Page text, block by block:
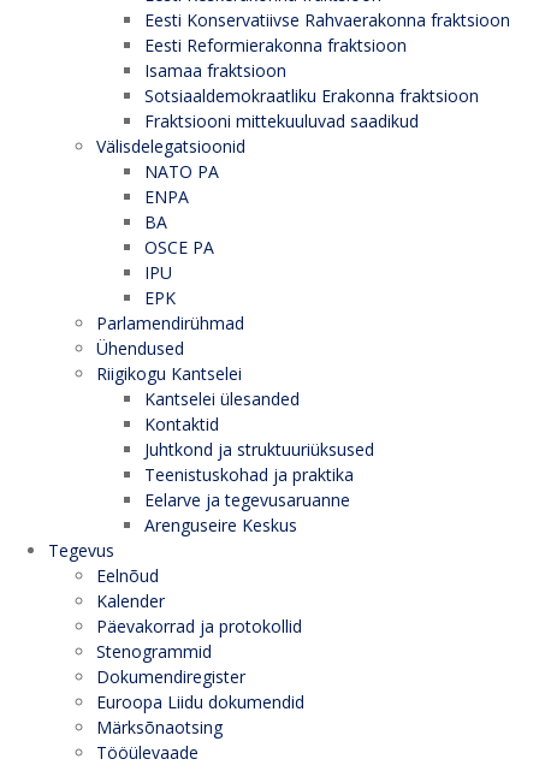
Eesti Konservatiivse Rahvaerakonna fraktsioon
Eesti Reformierakonna fraktsioon
Isamaa fraktsioon
Sotsiaaldemokraatliku Erakonna fraktsioon
Fraktsiooni mittekuuluvad saadikud
Välisdelegatsioonid
NATO PA
ENPA
BA
OSCE PA
IPU
EPK
Parlamendirühmad
Ühendused
Riigikogu Kantselei
Kantselei ülesanded
Kontaktid
Juhtkond ja struktuuriüksused
Teenistuskohad ja praktika
Eelarve ja tegevusaruanne
Arenguseire Keskus
Tegevus
Eelnõud
Kalender
Päevakorrad ja protokollid
Stenogrammid
Dokumendiregister
Euroopa Liidu dokumendid
Märksõnaotsing
Tööülevaade